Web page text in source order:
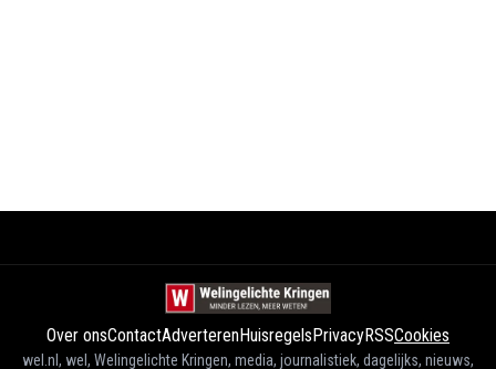
Over onsContactAdverterenHuisregelsPrivacyRSSCookies
wel.nl, wel, Welingelichte Kringen, media, journalistiek, dagelijks, nieuws,